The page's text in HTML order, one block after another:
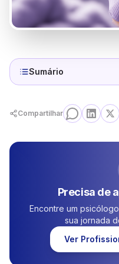
Sumário
Compartilhar
Precisa de
Encontre um
sua jornada
Ver